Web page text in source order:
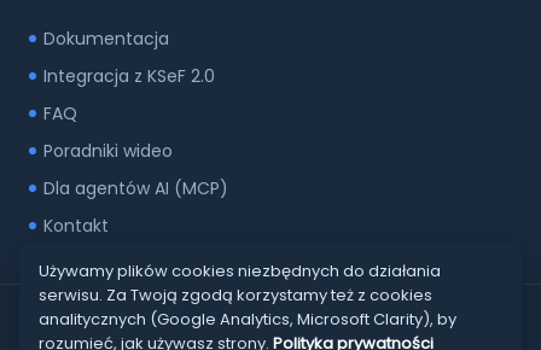
Dokumentacja
Integracja z KSeF 2.0
FAQ
Poradniki wideo
Dla agentów AI (MCP)
Kontakt
© Copyright RAFSOFT.NET 2002-2026 Oprogramowanie dla
Używamy plików cookies niezbędnych do działania
serwisu. Za Twoją zgodą korzystamy też z cookies
analitycznych (Google Analytics, Microsoft Clarity), by
rozumieć, jak używasz strony. Polityka prywatności